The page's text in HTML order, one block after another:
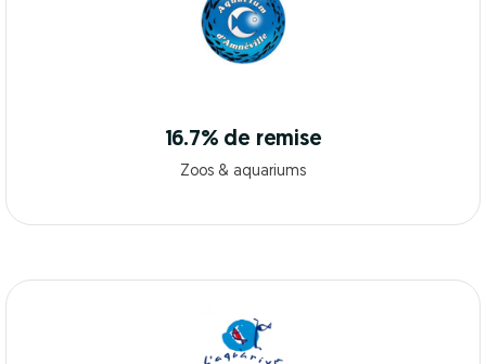
16.7% de remise
Zoos & aquariums